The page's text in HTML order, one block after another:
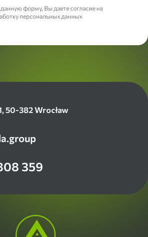
форму, Вы даете согласие на
персональных данных
50-382 Wrocław
359